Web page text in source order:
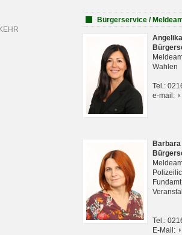
Bürgerservice /
Wahlen
Tel.:
e-mail:
Tel.:
E-Mail: